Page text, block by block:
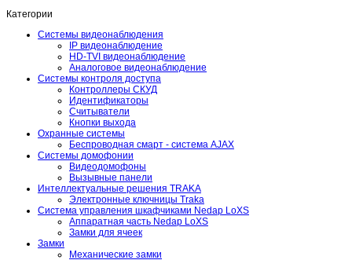
Категории
Системы видеонаблюдения
IP видеонаблюдение
HD-TVI видеонаблюдение
Аналоговое видеонаблюдение
Системы контроля доступа
Контроллеры СКУД
Идентификаторы
Считыватели
Кнопки выхода
Охранные системы
Беспроводная смарт - система AJAX
Системы домофонии
Видеодомофоны
Вызывные панели
Интеллектуальные решения TRAKA
Электронные ключницы Traka
Система управления шкафчиками Nedap LoXS
Аппаратная часть Nedap LoXS
Замки для ячеек
Замки
Механические замки